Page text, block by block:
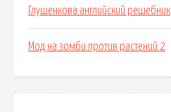
Глушенкова английский решебник
Мод на зомби против растений 2